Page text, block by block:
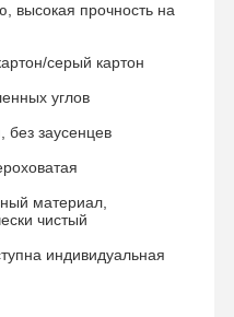
С
Новости
высокая прочность на
серый картон
углов
без заусенцев
материал,
чистый
индивидуальная